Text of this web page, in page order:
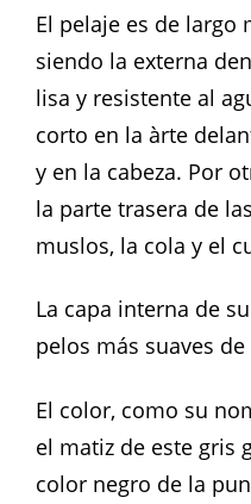
El pelaje es de largo
siendo la externa
lisa y resistente al
corto en la àrte
y en la cabeza. Por
la parte trasera de
muslos, la cola y el
La capa interna de
pelos más suaves
El color, como su
el matiz de este gris
color negro de la